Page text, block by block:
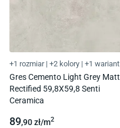
+1 rozmiar | +2 kolory | +1 wariant
Gres Cemento Light Grey Matt
Rectified 59,8X59,8 Senti
Ceramica
89,90zł/m2